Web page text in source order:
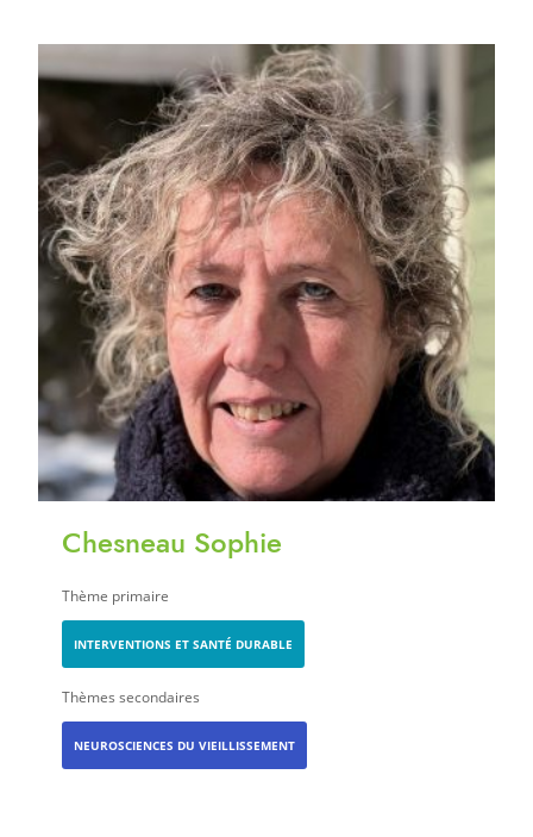
Chesneau Sophie
Thème primaire
INTERVENTIONS ET SANTÉ DURABLE
Thèmes secondaires
NEUROSCIENCES DU VIEILLISSEMENT